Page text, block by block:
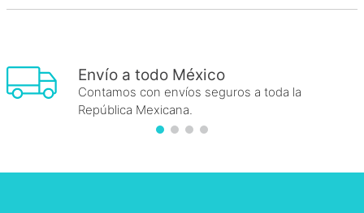
Envío a todo México
Contamos con envíos seguros a toda la
República Mexicana.